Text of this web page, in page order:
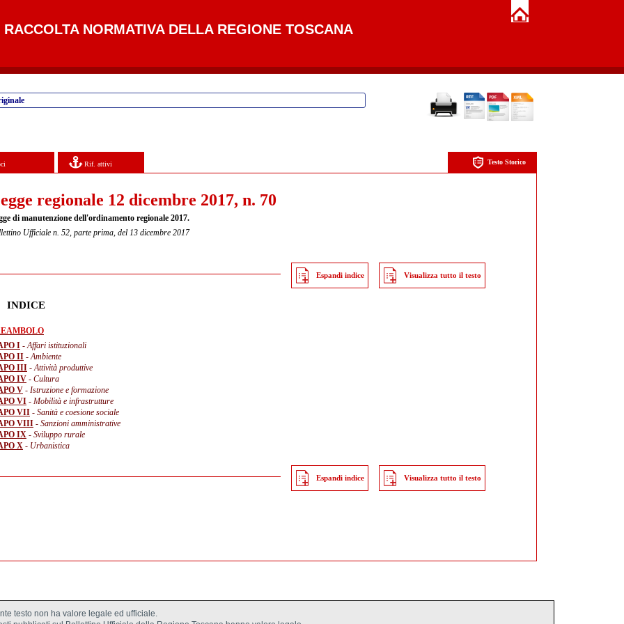
RACCOLTA NORMATIVA DELLA REGIONE TOSCANA
Rif. attivi Testo Storico
regionale 12 dicembre 2017, n. 70
di manutenzione dell'ordinamento regionale 2017.
Ufficiale n. 52, parte prima, del 13 dicembre 2017
Espandi indice Visualizza tutto il testo
INDICE
I - Affari istituzionali
II - Ambiente
III - Attività produttive
IV - Cultura
V - Istruzione e formazione
VI - Mobilità e infrastrutture
VII - Sanità e coesione sociale
VIII - Sanzioni amministrative
IX - Sviluppo rurale
X - Urbanistica
Espandi indice Visualizza tutto il testo
testo non ha valore legale ed ufficiale.